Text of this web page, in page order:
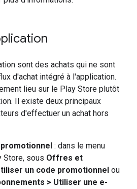
sont des achats qui ne sont
d'achat intégré à l'application.
lieu sur le Play Store plutôt
Il existe deux principaux
d'effectuer un achat hors
: dans le menu
Store, sous Offres et
un code promotionnel ou
> Utiliser une e-